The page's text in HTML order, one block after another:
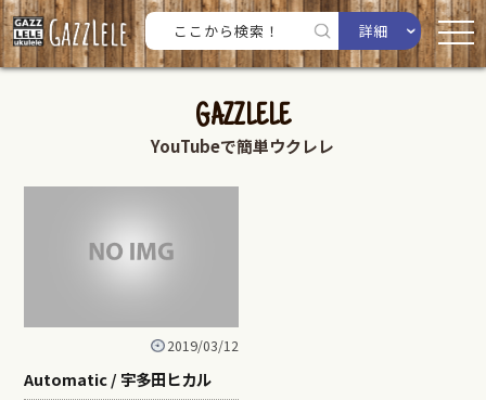
詳細
GAZZLELE
YouTubeで簡単ウクレレ
2019/03/12
Automatic / 宇多田ヒカル